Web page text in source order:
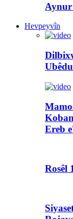
Hevpeyvîn
Ereb
Rosêl